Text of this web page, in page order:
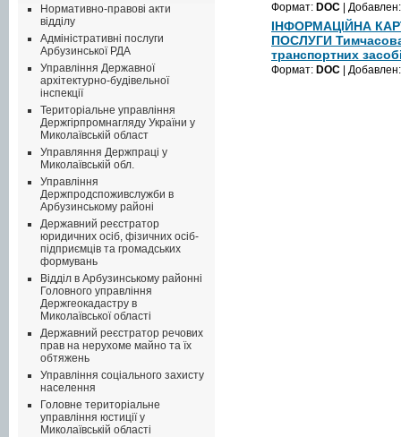
Нормативно-правові акти
відділу
Адміністративні послуги
Арбузинської РДА
Управління Державної
архітектурно-будівельної
інспекції
Територіальне управління
Держгірпромнагляду України у
Миколаївській област
Управляння Держпраці у
Миколаївській обл.
Управління
Держпродспоживслужби в
Арбузинському районі
Державний реєстратор
юридичних осіб, фізичних осіб-
підприємців та громадських
формувань
Відділ в Арбузинському районні
Головного управління
Держгеокадастру в
Миколаївської області
Державний реєстратор речових
прав на нерухоме майно та їх
обтяжень
Управління соціального захисту
населення
Головне територіальне
управління юстиції у
Миколаївській області
Формат: DOC |
ІНФОРМАЦІЙНА
ПОСЛУГИ Тимчасова
транспортних
Формат: DOC |